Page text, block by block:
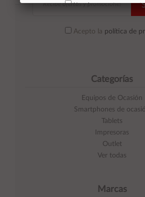
Acepto la política de
Categorías
Equipos de Ocasión
Smartphones de
Tablets
Impresoras
Outlet
Ver todas
Marcas
No volver a mostrar mas